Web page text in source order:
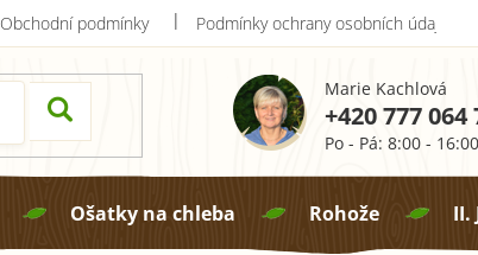
Obchodní podmínky Podmínky ochrany osobních údajů
Marie Kachlová
+420 777 064
Po - Pá: 8:00 - 16:00
Ošatky na chleba Rohože II.